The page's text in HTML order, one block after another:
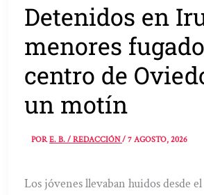
Detenidos en
menores
centro de
un motín
PORE. B. / REDACCIÓN/7 AGOSTO, 2026
Los jóvenes llevaban huidos desde